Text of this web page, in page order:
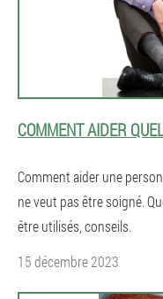
COMMENT AIDER
Comment aider une
ne veut pas être soigné.
être utilisés, conseils.
15 décembre 2023